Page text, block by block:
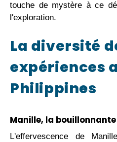
touche de mystère à ce
l'exploration.
La diversité
expériences
Philippines
Manille, la
L'effervescence de